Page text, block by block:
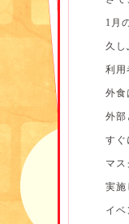
1月
久し
利用
外食
外部
すぐ
マ
実施
イ